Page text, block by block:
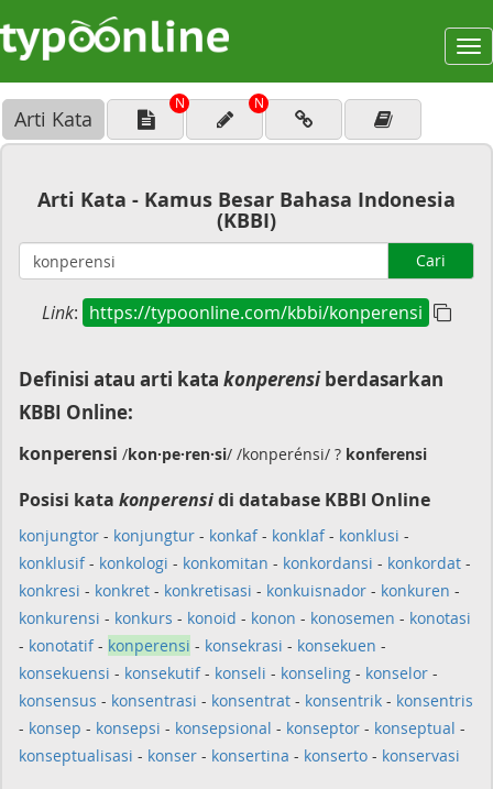
Arti Kata
N N
Arti Kata - Kamus Besar Bahasa Indonesia
(KBBI)
Cari
Link: https://typoonline.com/kbbi/konperensi
Definisi atau arti kata konperensiberdasarkan
KBBI Online:
konperensi /kon·pe·ren·si/ /konperénsi/ ? konferensi
Posisi kata konperensidi database KBBI Online
konjungtor - konjungtur - konkaf- konklaf- konklusi -
konklusif- konkologi - konkomitan - konkordansi - konkordat -
konkresi - konkret - konkretisasi - konkuisnador - konkuren -
konkurensi - konkurs - konoid - konon - konosemen - konotasi
- konotatif- konperensi - konsekrasi - konsekuen -
konsekuensi - konsekutif- konseli - konseling - konselor -
konsensus - konsentrasi - konsentrat - konsentrik - konsentris
- konsep - konsepsi - konsepsional - konseptor - konseptual -
konseptualisasi - konser - konsertina - konserto - konservasi